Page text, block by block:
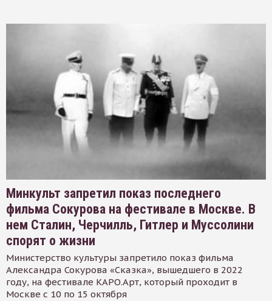
Минкульт запретил показ последнего
фильма Сокурова на фестивале в Москве. В
нем Сталин, Черчилль, Гитлер и Муссолини
спорят о жизни
Министерство культуры запретило показ фильма
Александра Сокурова «Сказка», вышедшего в 2022
году, на фестивале КАРО.Арт, который проходит в
Москве с 10 по 15 октября